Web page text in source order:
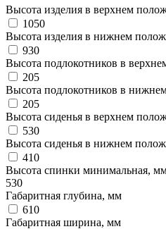
Высота изделия в верхнем
1050
Высота изделия в нижнем
930
Высота подлокотников в
205
Высота подлокотников в
205
Высота сиденья в верхнем
530
Высота сиденья в нижнем
410
Высота спинки минимальная,
530
Габаритная глубина, мм
610
Габаритная ширина, мм